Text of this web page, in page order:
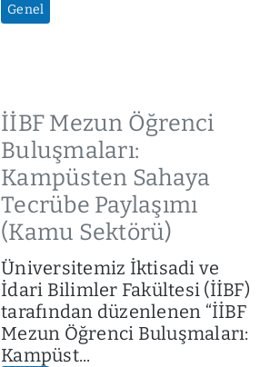
Genel
İİBF Mezun Öğrenci
Buluşmaları:
Kampüsten Sahaya
Tecrübe Paylaşımı
(Kamu Sektörü)
Üniversitemiz İktisadi ve
İdari Bilimler Fakültesi (İİBF)
tarafından düzenlenen “İİBF
Mezun Öğrenci Buluşmaları:
Kampüst...